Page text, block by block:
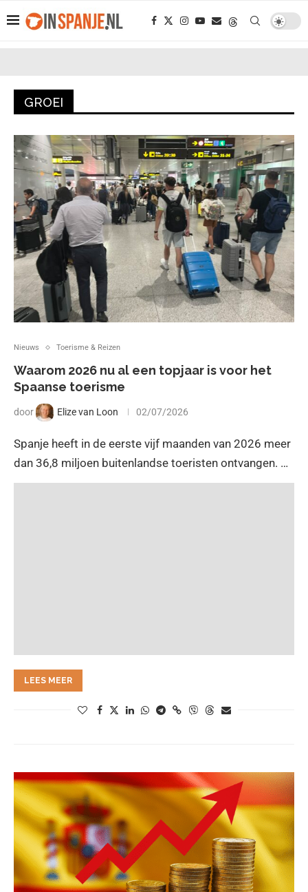
GROEI
Nieuws Toerisme & Reizen
Waarom 2026 nu al een topjaar is voor het
Spaanse toerisme
door Elize van Loon 02/07/2026
Spanje heeft in de eerste vijf maanden van 2026 meer
dan 36,8 miljoen buitenlandse toeristen ontvangen. …
LEES MEER